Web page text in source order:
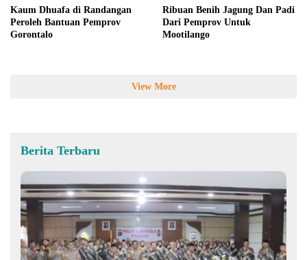
Kaum Dhuafa di Randangan
Peroleh Bantuan Pemprov
Gorontalo
Ribuan Benih Jagung Dan Padi
Dari Pemprov Untuk
Mootilango
View More
Berita Terbaru